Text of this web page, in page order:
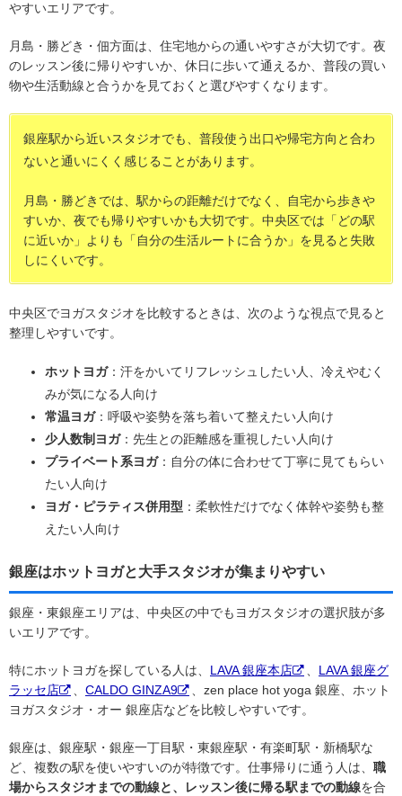
やすいエリアです。
月島・勝どき・佃方面は、住宅地からの通いやすさが大切です。夜
のレッスン後に帰りやすいか、休日に歩いて通えるか、普段の買い
物や生活動線と合うかを見ておくと選びやすくなります。
銀座駅から近いスタジオでも、普段使う出口や帰宅方向と合わ
ないと通いにくく感じることがあります。
月島・勝どきでは、駅からの距離だけでなく、自宅から歩きや
すいか、夜でも帰りやすいかも大切です。中央区では「どの駅
に近いか」よりも「自分の生活ルートに合うか」を見ると失敗
しにくいです。
中央区でヨガスタジオを比較するときは、次のような視点で見ると
整理しやすいです。
ホットヨガ：汗をかいてリフレッシュしたい人、冷えやむく
みが気になる人向け
常温ヨガ：呼吸や姿勢を落ち着いて整えたい人向け
少人数制ヨガ：先生との距離感を重視したい人向け
プライベート系ヨガ：自分の体に合わせて丁寧に見てもらい
たい人向け
ヨガ・ピラティス併用型 ：柔軟性だけでなく体幹や姿勢も整
えたい人向け
銀座はホットヨガと大手スタジオが集まりやすい
銀座・東銀座エリアは、中央区の中でもヨガスタジオの選択肢が多
いエリアです。
特にホットヨガを探している人は、 LAVA 銀座本店
LAVA 銀座グ
ラッセ店
CALDO GINZA9
、zen place hot yoga 銀座、ホット
ヨガスタジオ・オー 銀座店などを比較しやすいです。
銀座は、銀座駅・銀座一丁目駅・東銀座駅・有楽町駅・新橋駅な
ど、複数の駅を使いやすいのが特徴です。仕事帰りに通う人は、 職
場からスタジオまでの動線と、レッスン後に帰る駅までの動線を合